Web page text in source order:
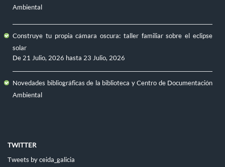
Ambiental
Construye tu propia cámara oscura: taller familiar sobre el eclipse
solar
De 21 Julio, 2026 hasta 23 Julio, 2026
Novedades bibliográficas de la biblioteca y Centro de Documentación
Ambiental
TWITTER
Tweets by ceida_galicia